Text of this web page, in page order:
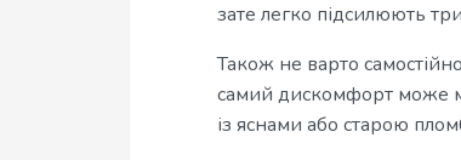
зате легко підсилюють
Також не варто
самий дискомфорт може
із яснами або старою